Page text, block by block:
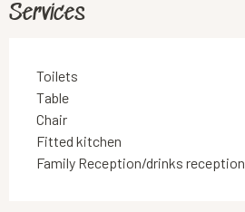
Services
Toilets
Table
Chair
Fitted kitchen
Family Reception/drinks reception